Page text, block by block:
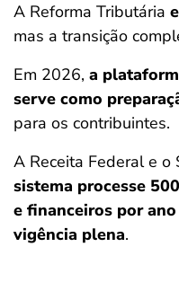
A Reforma Tributária
mas a transição
Em 2026, a
serve como
para os contribuintes.
A Receita Federal e o
sistema processe
e financeiros por
vigência plena.